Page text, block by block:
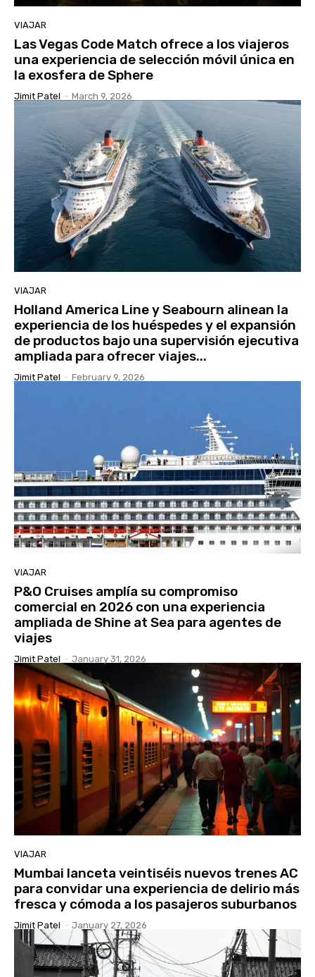
VIAJAR
Las Vegas Code Match ofrece a los viajeros
una experiencia de selección móvil única en
la exosfera de Sphere
Jimit Patel - March 9, 2026
VIAJAR
Holland America Line y Seabourn alinean la
experiencia de los huéspedes y el expansión
de productos bajo una supervisión ejecutiva
ampliada para ofrecer viajes...
Jimit Patel - February 9, 2026
VIAJAR
P&O Cruises amplía su compromiso
comercial en 2026 con una experiencia
ampliada de Shine at Sea para agentes de
viajes
Jimit Patel - January 31, 2026
VIAJAR
Mumbai lanceta veintiséis nuevos trenes AC
para convidar una experiencia de delirio más
fresca y cómoda a los pasajeros suburbanos
Jimit Patel - January 27, 2026